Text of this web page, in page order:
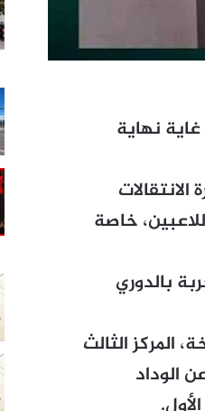
نهاية
خاصة
بالدوري
المركز الثالث
برصيد 19 نقطة، بفارق 3 نقاط عن الوداد